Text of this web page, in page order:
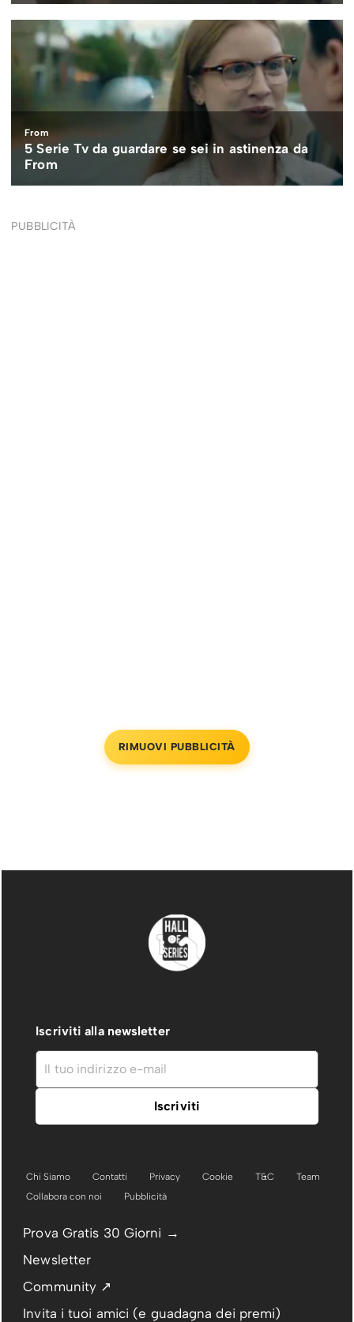
PUBBLICITÀ
RIMUOVI PUBBLICITÀ
Iscriviti alla newsletter
Chi Siamo Contatti Privacy Cookie T&C
Team
Collabora con noi
Pubblicità
Prova Gratis 30 Giorni →
Newsletter
Community ↗
Invita i tuoi amici (e guadagna dei premi)